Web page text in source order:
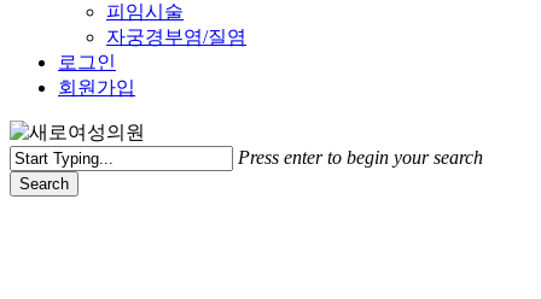
피임시술
자궁경부염/질염
로그인
회원가입
Press enter to begin your search
Search